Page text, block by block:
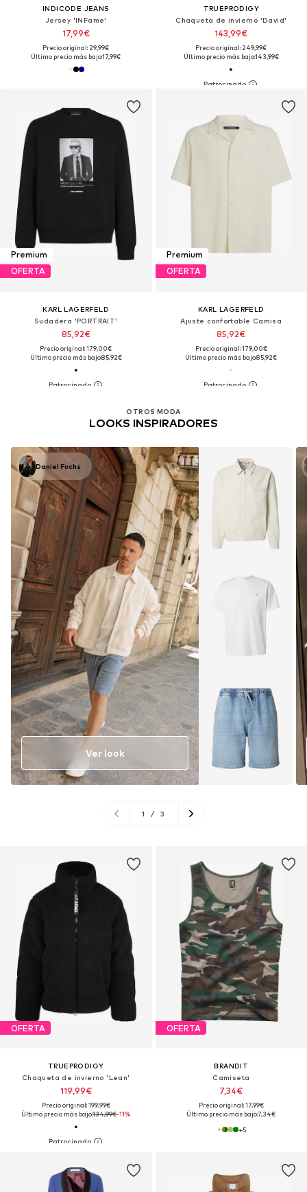
INDICODE JEANS
Jersey 'INFame'
17,99€
Precio original: 29,99€
Último precio más bajo:17,99€
TRUEPRODIGY
Chaqueta de invierno 'David'
143,99€
Precio original: 249,99€
Último precio más bajo:143,99€
Premium
OFERTA
KARL LAGERFELD
Sudadera 'PORTRAIT'
85,92€
Precio original: 179,00€
Último precio más bajo:85,92€
Premium
OFERTA
KARL LAGERFELD
Ajuste confortable Camisa
85,92€
Precio original: 179,00€
Último precio más bajo:85,92€
OFERTA
TRUEPRODIGY
Chaqueta de invierno 'Lean'
119,99€
Precio original: 199,99€
Último precio más bajo:134,99€-11%
OTROS MODA
LOOKS INSPIRADORES
Daniel Fuchs
Ver look
1 / 3
OFERTA
BRANDIT
Camiseta
7,34€
Precio original: 17,99€
Último precio más bajo:7,34€
+5